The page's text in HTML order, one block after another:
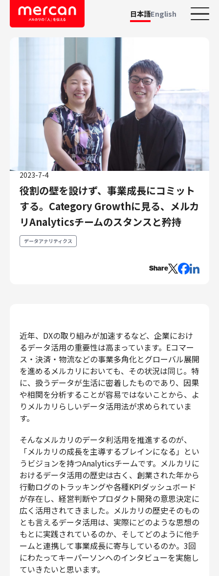
日本語English
カテゴリーから探す
会社・事業
鹿島アントラーズ
メルカリ
メルペイ
メルコイン
メルカリShops
メルカリR4Dラボ
AI/LLM
職種
エンジニアリング
エンジニアリング
カスタマーサービス
営業
マーケティング・PR
プロダクトマネジメント
データアナリティクス
プロダクトデザイン
クリエイティブ
財務・経理
内部監査・リスク
法務
人事
セキュリティ・プライバシー
募集中の求人一覧
2023-7-4
役割の壁を設けず、事業成長にコミット
する。Category Growthに見る、メルカ
リAnalyticsチームのスタンスと矜持
データアナリティクス
Share
近年、DXの取り組みが加速するなど、企業におけ
るデータ活用の重要性は高まっています。Eコマー
ス・決済・物流などの事業多角化とグローバル展開
を進めるメルカリにおいても、その状況は同じ。特
に、扱うデータが生活に密着したものであり、因果
や相関を分析することが容易ではないことから、よ
りメルカリらしいデータ活用法が求められていま
す。
そんなメルカリのデータ利活用を推進するのが、
「メルカリの成長を主導するブレインになる」とい
うビジョンを持つAnalyticsチームです。メルカリに
おけるデータ活用の歴史は古く、創業された年から
行動ログのトラッキングや各種KPIダッシュボード
が存在し、経営判断やプロダクト開発の意思決定に
広く活用されてきました。メルカリの歴史そのもの
とも言えるデータ活用は、実際にどのような思想の
もとに実践されているのか、そしてどのように他チ
ームと連携して事業成長に寄与しているのか。3回
にわたってキーパーソンへのインタビューを実施し
ていきたいと思います。